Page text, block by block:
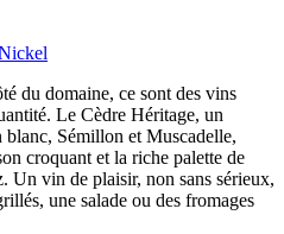
du domaine, ce sont des vins
Le Cèdre Héritage, un
blanc, Sémillon et Muscadelle,
croquant et la riche palette de
Un vin de plaisir, non sans sérieux,
une salade ou des fromages